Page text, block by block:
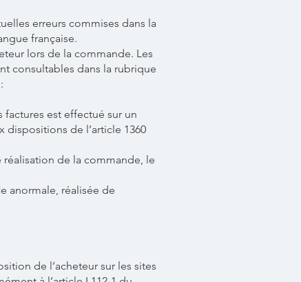
erreurs commises dans la
française.
lors de la commande. Les
consultables dans la rubrique
est effectué sur un
de l’article 1360
réalisation de la commande, le
anormale, réalisée de
de l’acheteur sur les sites